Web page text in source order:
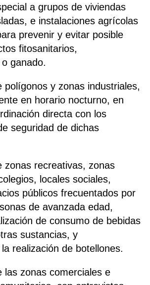
a grupos de viviendas
e instalaciones agrícolas
prevenir y evitar posible
fitosanitarios,
ganado.
polígonos y zonas industriales,
en horario nocturno, en
directa con los
seguridad de dichas
zonas recreativas, zonas
locales sociales,
públicos frecuentados por
de avanzada edad,
de consumo de bebidas
sustancias, y
realización de botellones.
las zonas comerciales e